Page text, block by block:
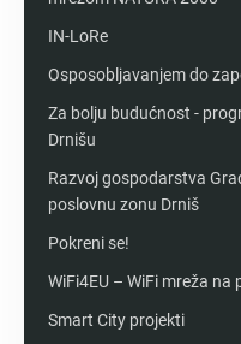
IN-LoRe
Osposobljavanjem do
Za bolju budućnost -
Drnišu
Razvoj gospodarstva
poslovnu zonu Drniš
Pokreni se!
WiFi4EU – WiFi mreža
Smart City projekti